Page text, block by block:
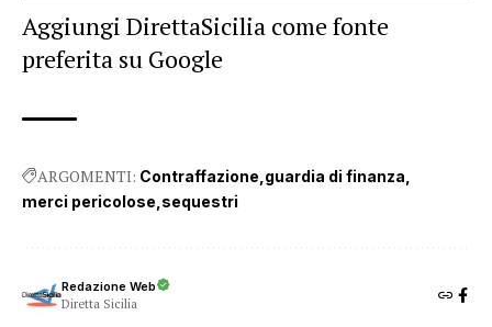
Aggiungi DirettaSicilia come fonte
preferita su Google
ARGOMENTI: Contraffazione guardia di finanza
merci pericolose sequestri
Redazione Web
Diretta Sicilia